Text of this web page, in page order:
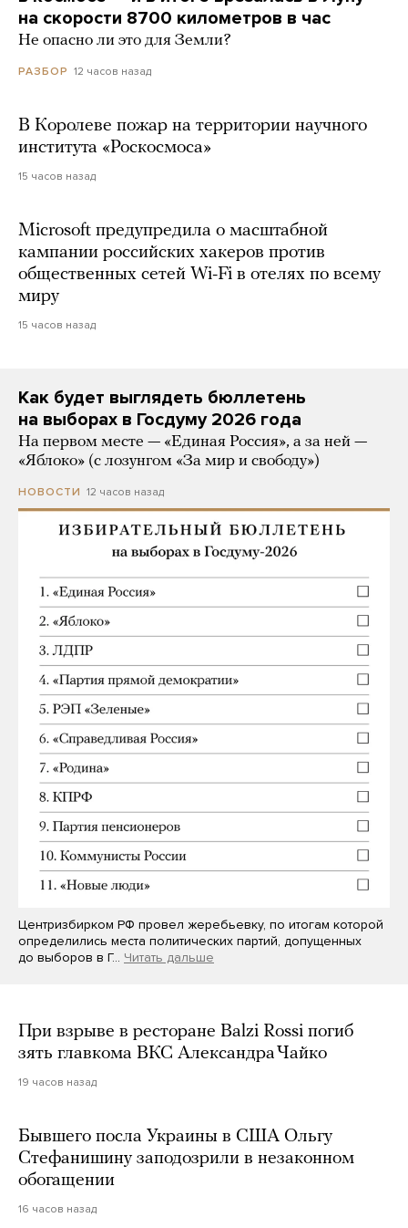
на скорости 8700 километров в час
Не опасно ли это для Земли?
РАЗБОР 12 часов назад
В Королеве пожар на территории научного
института «Роскосмоса»
15 часов назад
Microsoft предупредила о масштабной
кампании российских хакеров против
общественных сетей Wi-Fi в отелях по всему
миру
15 часов назад
Как будет выглядеть бюллетень
на выборах в Госдуму 2026 года
На первом месте — «Единая Россия», а за ней —
«Яблоко» (с лозунгом «За мир и свободу»)
НОВОСТИ 12 часов назад
Центризбирком РФ провел жеребьевку, по итогам которой
определились места политических партий, допущенных
до выборов в Г… Читать дальше
При взрыве в ресторане Balzi Rossi погиб
зять главкома ВКС Александра Чайко
19 часов назад
Бывшего посла Украины в США Ольгу
Стефанишину заподозрили в незаконном
обогащении
16 часов назад